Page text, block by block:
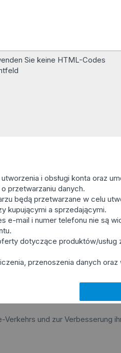
Sie keine HTML-Codes
i obsługi konta oraz
przetwarzaniu danych.
będą przetwarzane w celu
kupującymi a sprzedającymi.
e-mail i numer telefonu nie są
dotyczące produktów/usług
przenoszenia danych
Verkehrs und zur Verbesserung